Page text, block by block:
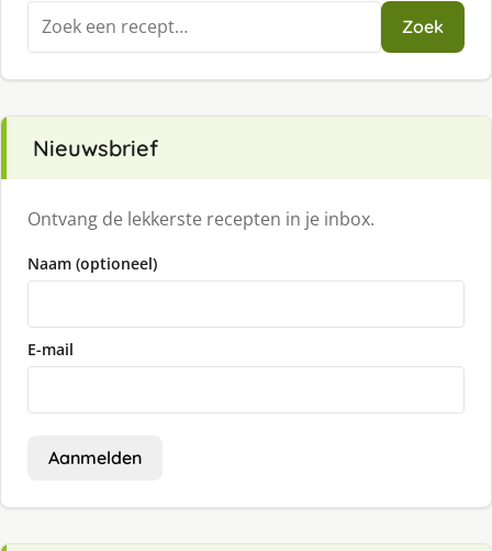
Zoeken
naar:
Zoek
Nieuwsbrief
Ontvang de lekkerste recepten in je inbox.
Naam (optioneel)
E-mail
Aanmelden